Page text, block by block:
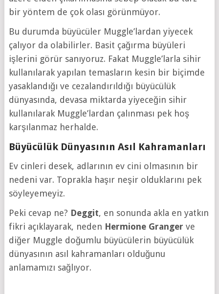
bir yöntem de çok olası görünmüyor.
Bu durumda büyücüler Muggle’lardan yiyecek
çalıyor da olabilirler. Basit çağırma büyüleri
işlerini görür sanıyoruz. Fakat Muggle’larla sihir
kullanılarak yapılan temasların kesin bir biçimde
yasaklandığı ve cezalandırıldığı büyücülük
dünyasında, devasa miktarda yiyeceğin sihir
kullanılarak Muggle’lardan çalınması pek hoş
karşılanmaz herhalde.
Büyücülük Dünyasının Asıl Kahramanları
Ev cinleri desek, adlarının ev cini olmasının bir
nedeni var. Toprakla haşır neşir olduklarını pek
söyleyemeyiz.
Peki cevap ne? Deggit, en sonunda akla en yatkın
fikri açıklayarak, neden Hermione Granger ve
diğer Muggle doğumlu büyücülerin büyücülük
dünyasının asıl kahramanları olduğunu
anlamamızı sağlıyor.